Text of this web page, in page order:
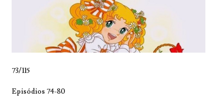
73/115
Episódios 74-80